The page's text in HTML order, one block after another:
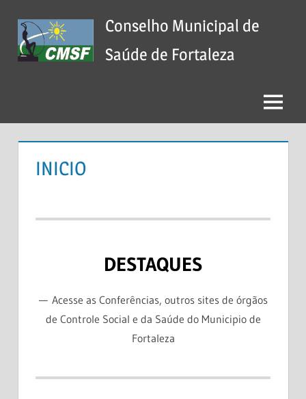
content
Conselho Municipal de
Saúde de Fortaleza
Menu
INICIO
DESTAQUES
Acesse as Conferências, outros sites de órgãos
de Controle Social e da Saúde do Municipio de
Fortaleza